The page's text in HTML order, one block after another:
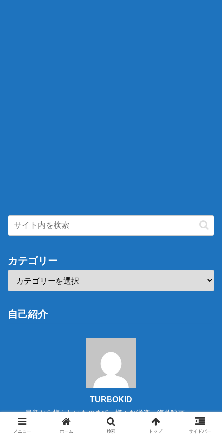
カテゴリー
自己紹介
TURBOKID
最新から懐かしいものまで、様々な洋楽・海外映画・
海外アニメの紹介や感想を投稿していきます。このブ
ログがきっかけで多くの人が洋楽・海外映画・海外ア
メニュー ホーム 検索 トップ サイドバー